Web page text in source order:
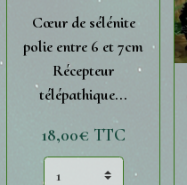
Cœur de sélénite
polie entre 6 et 7cm
Récepteur
télépathique...
18,00€ TTC